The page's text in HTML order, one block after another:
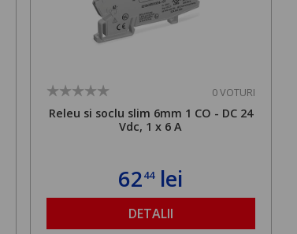
0 VOTURI
Releu si soclu slim 6mm 1 CO - DC 24
Vdc, 1 x 6 A
6244lei
DETALII